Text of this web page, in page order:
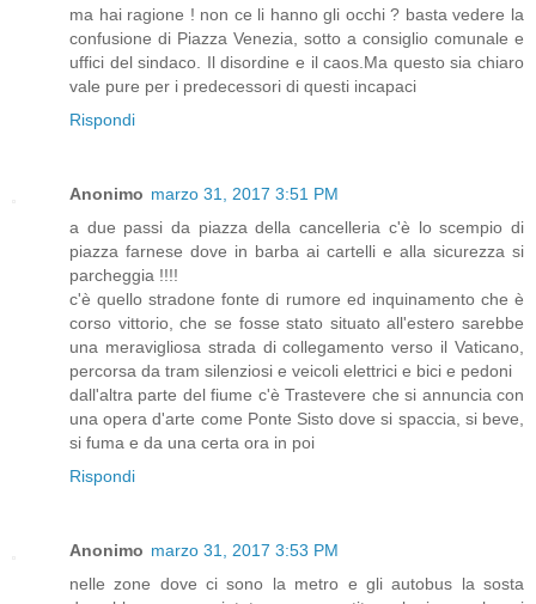
ma hai ragione ! non ce li hanno gli occhi ? basta vedere la
confusione di Piazza Venezia, sotto a consiglio comunale e
uffici del sindaco. Il disordine e il caos.Ma questo sia chiaro
vale pure per i predecessori di questi incapaci
Rispondi
Anonimo marzo 31, 2017 3:51 PM
a due passi da piazza della cancelleria c'è lo scempio di
piazza farnese dove in barba ai cartelli e alla sicurezza si
parcheggia !!!!
c'è quello stradone fonte di rumore ed inquinamento che è
corso vittorio, che se fosse stato situato all'estero sarebbe
una meravigliosa strada di collegamento verso il Vaticano,
percorsa da tram silenziosi e veicoli elettrici e bici e pedoni
dall'altra parte del fiume c'è Trastevere che si annuncia con
una opera d'arte come Ponte Sisto dove si spaccia, si beve,
si fuma e da una certa ora in poi
Rispondi
Anonimo marzo 31, 2017 3:53 PM
nelle zone dove ci sono la metro e gli autobus la sosta